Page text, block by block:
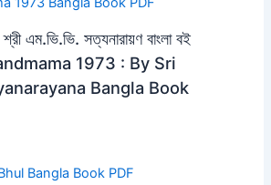
এম.ভি.ভি. সত্যনারায়ণ বাংলা বই
1973 : By Sri
Bangla Book